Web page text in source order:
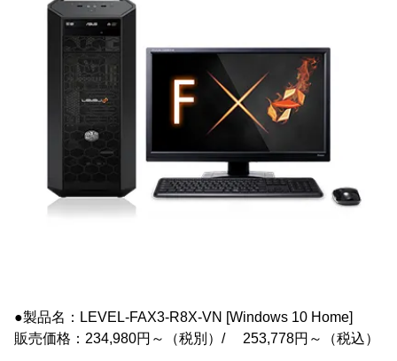
●製品名：LEVEL-FAX3-R8X-VN [Windows 10 Home]
販売価格：234,980円～（税別）/ 253,778円～（税込）